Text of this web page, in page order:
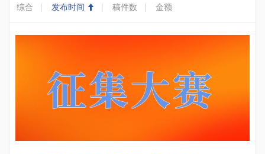
综合 | 发布时间 | 稿件数 | 金额